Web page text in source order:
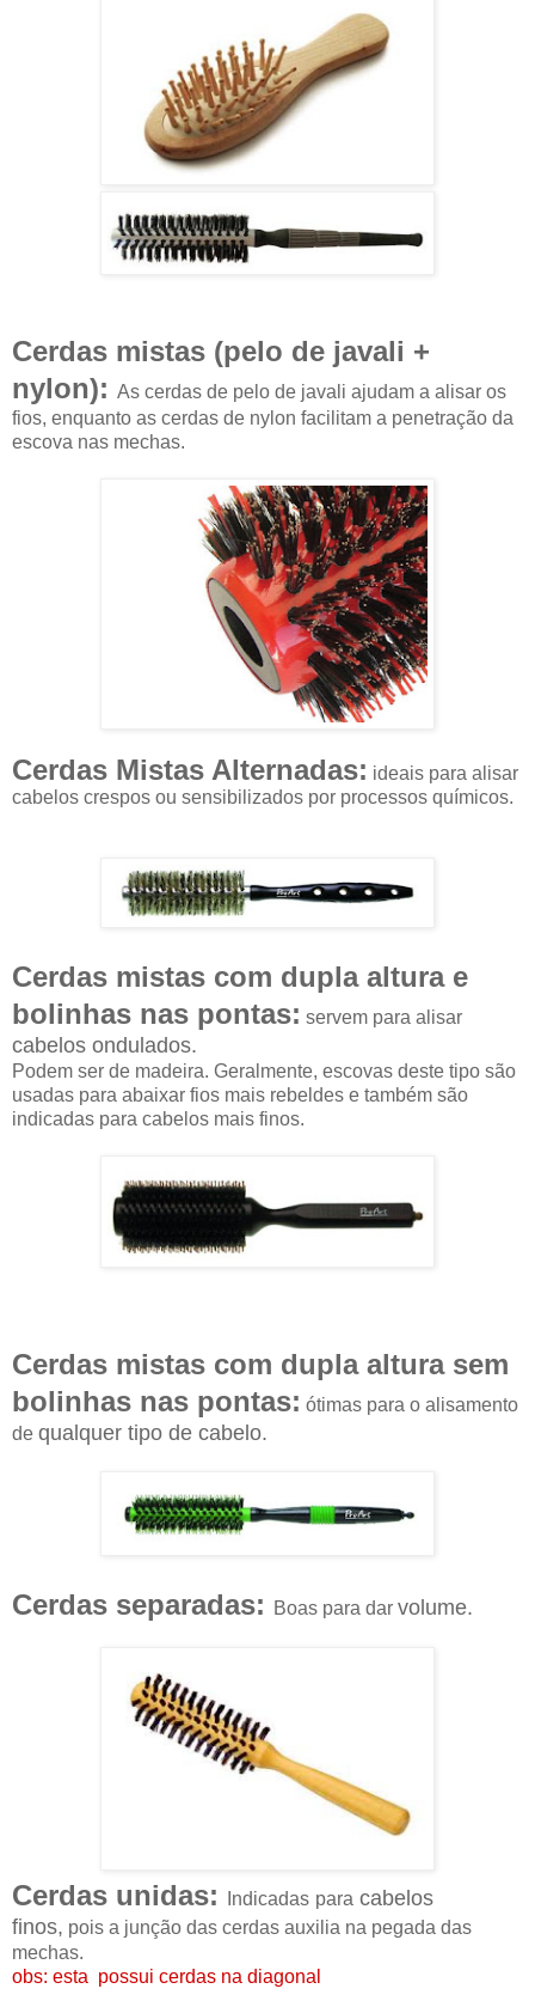
Cerdas mistas (pelo de javali +
nylon): As cerdas de pelo de javali ajudam a alisar os
fios, enquanto as cerdas de nylon facilitam a penetração da
escova nas mechas.
Cerdas Mistas Alternadas: ideais para alisar
cabelos crespos ou sensibilizados por processos químicos.
Cerdas mistas com dupla altura e
bolinhas nas pontas: servem para alisar
cabelos ondulados.
Podem ser de madeira. Geralmente, escovas deste tipo são
usadas para abaixar fios mais rebeldes e também são
indicadas para cabelos mais finos.
Cerdas mistas com dupla altura sem
bolinhas nas pontas: ótimas para o alisamento
de qualquer tipo de cabelo.
Cerdas separadas: Boas para dar volume.
Cerdas unidas: Indicadas para cabelos
finos, pois a junção das cerdas auxilia na pegada das
mechas.
obs: esta possui cerdas na diagonal